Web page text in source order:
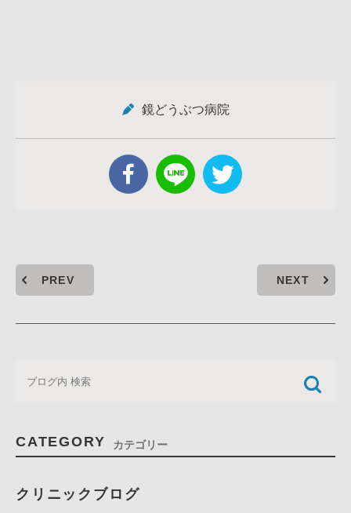
鏡どうぶつ病院
PREV NEXT
CATEGORY カテゴリー
クリニックブログ